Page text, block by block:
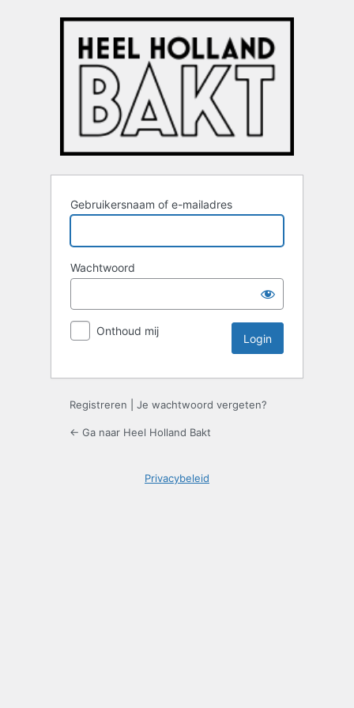
Gebruikersnaam of e-mailadres
Wachtwoord
Onthoud mij
Registreren Je wachtwoord vergeten?
← Ga naar Heel Holland Bakt
Privacybeleid